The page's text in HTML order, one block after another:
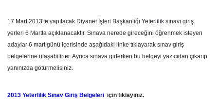
17 Mart 2013′te yapılacak Diyanet İşleri Başkanlığı Yeterlilik sınavı giriş
yerleri 6 Martta açıklanacaktır. Sınava nerede gireceğini öğrenmek isteyen
adaylar 6 mart günü içerisinde aşağıdaki linke tıklayarak sınav giriş
belgelerine ulaşabilirler. Ayrıca sınava giderken bu belgeyi yazıcıdan çıkarıp
yanınızda götürmelisiniz.
2013 Yeterlilik Sınav Giriş Belgeleri için tıklayınız.